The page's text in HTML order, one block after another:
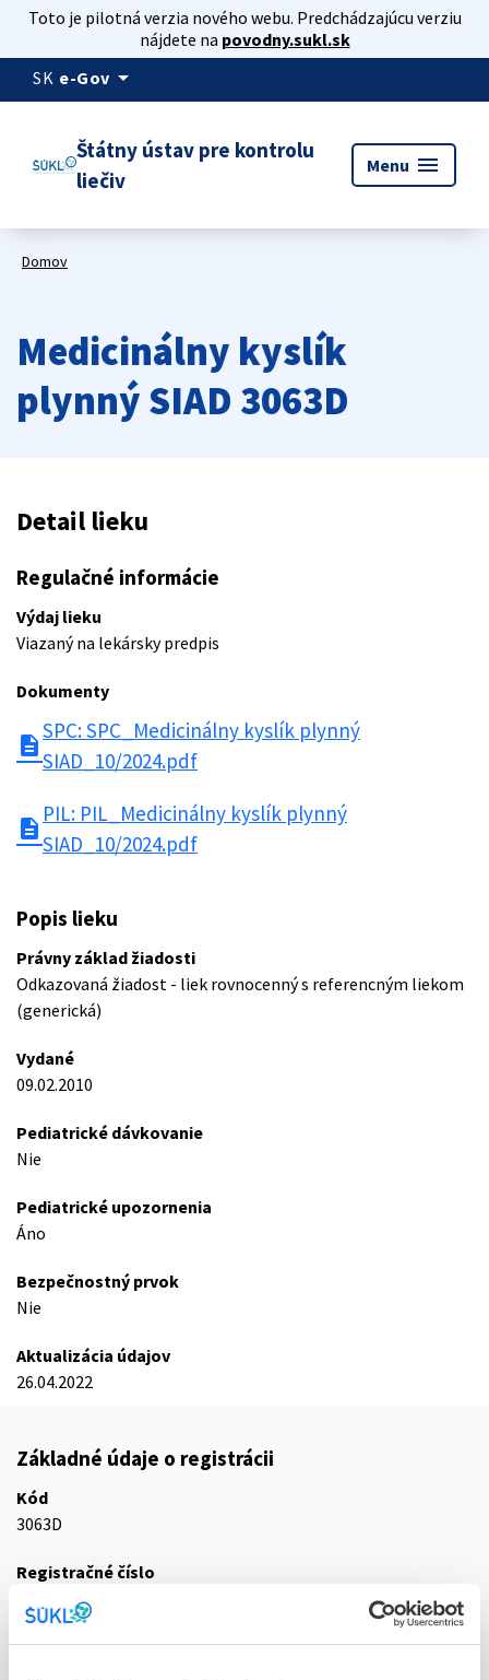
Toto je pilotná verzia nového webu. Predchádzajúcu verziu
nájdete na povodny.sukl.sk
SK e-Gov arrow_drop_down
Štátny ústav pre kontrolu
liečiv
Menu menu
Domov
Medicinálny kyslík
plynný SIAD 3063D
Detail lieku
Regulačné informácie
Výdaj lieku
Viazaný na lekársky predpis
Dokumenty
description
SPC: SPC_Medicinálny kyslík plynný
SIAD_10/2024.pdf
description
PIL: PIL_Medicinálny kyslík plynný
SIAD_10/2024.pdf
Popis lieku
Právny základ žiadosti
Odkazovaná žiadost - liek rovnocenný s referencným liekom
(generická)
Vydané
09.02.2010
Pediatrické dávkovanie
Nie
Pediatrické upozornenia
Áno
Bezpečnostný prvok
Nie
Aktualizácia údajov
26.04.2022
Základné údaje o registrácii
Kód
3063D
Registračné číslo
87/0850/09-S
Doplnok